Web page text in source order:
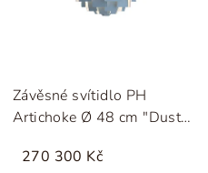
Závěsné svítidlo PH
Artichoke Ø 48 cm "Dusty
Poulsen
270 300 Kč